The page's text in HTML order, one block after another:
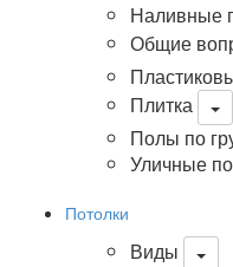
Наливные
Общие
Плитка
Полы по
Уличные
Потолки
Виды